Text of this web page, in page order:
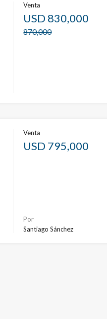
Venta
USD 830,000
870,000
Venta
USD 795,000
Por
Santiago Sánchez